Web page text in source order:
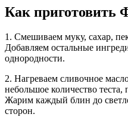
Как приготовить
1. Смешиваем муку, сахар,
Добавляем остальные
однородности.
2. Нагреваем сливочное
небольшое количество
Жарим каждый блин до
сторон.